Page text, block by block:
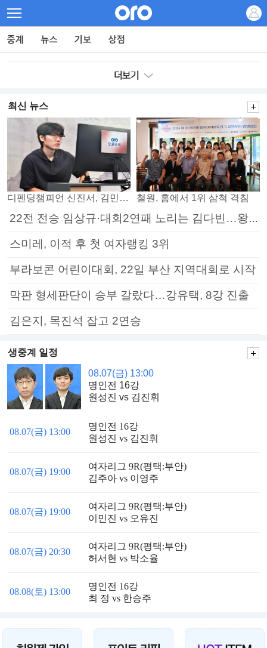
최신 뉴스
디펜딩챔피언 신진서, 김민석 꺾고 8강으로 철원, 홈에서 1위 삼척 격침
22전 전승 임상규·대회2연패 노리는 김다빈…왕중왕전 16강 7일부터
스미레, 이적 후 첫 여자랭킹 3위
부라보콘 어린이대회, 22일 부산 지역대회로 시작
막판 형세판단이 승부 갈랐다…강유택, 8강 진출
김은지, 목진석 잡고 2연승
생중계 일정
08.07(금) 13:00
명인전 16강
원성진 vs 김진휘
08.07(금) 13:00
명인전 16강
원성진 vs 김진휘
08.07(금) 19:00
여자리그 9R(평택:부안)
김주아 vs 이영주
08.07(금) 19:00
여자리그 9R(평택:부안)
이민진 vs 오유진
08.07(금) 20:30
여자리그 9R(평택:부안)
허서현 vs 박소율
08.08(토) 13:00
명인전 16강
최 정 vs 한승주